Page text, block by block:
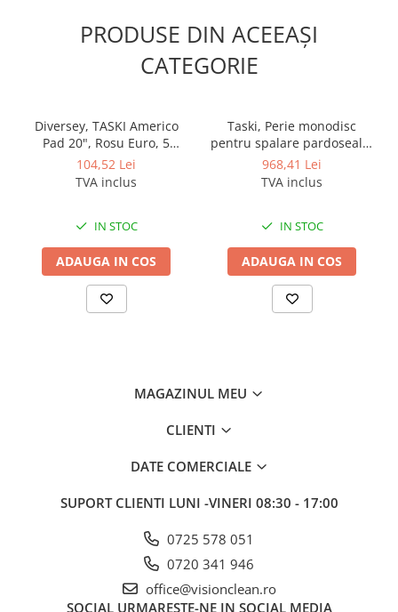
PRODUSE DIN ACEEAȘI
CATEGORIE
Diversey, TASKI Americo
Pad 20", Rosu Euro, 5
bucati/set
104,52 Lei
TVA inclus
IN STOC
ADAUGA IN COS
Taski, Perie monodisc
pentru spalare pardoseala,
diametru 43 cm
968,41 Lei
TVA inclus
IN STOC
ADAUGA IN COS
MAGAZINUL MEU
CLIENTI
DATE COMERCIALE
SUPORT CLIENTI LUNI -VINERI 08:30 - 17:00
0725 578 051
0720 341 946
office@visionclean.ro
SOCIAL URMARESTE-NE IN SOCIAL MEDIA